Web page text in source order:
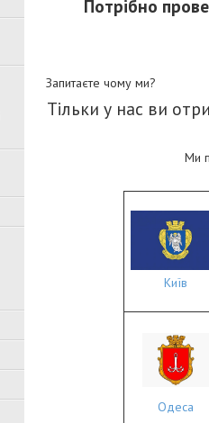
Потрібно
Запитаєте чому ми?
Тільки у нас ви
Ми
Київ
Одеса